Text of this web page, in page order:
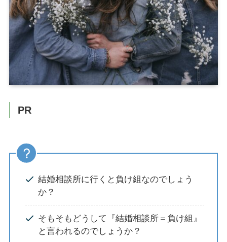
PR
結婚相談所に行くと負け組なのでしょう
か？
そもそもどうして『結婚相談所＝負け組』
と言われるのでしょうか？